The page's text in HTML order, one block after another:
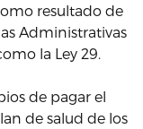
resultado de
Administrativas
la Ley 29.
de pagar el
de salud de los